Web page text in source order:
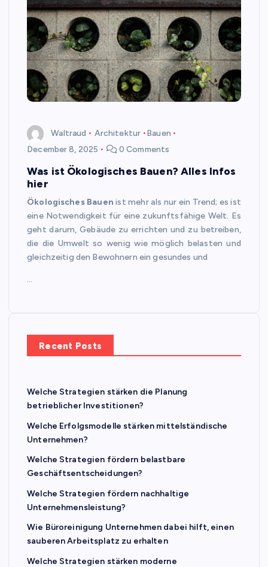
Waltraud Architektur
Bauen
December 8, 2025
0 Comments
Was ist Ökologisches Bauen? Alles Infos
hier
Ökologisches Bauen ist mehr als nur ein Trend; es ist
eine Notwendigkeit für eine zukunftsfähige Welt. Es
geht darum, Gebäude zu errichten und zu betreiben,
die die Umwelt so wenig wie möglich belasten und
gleichzeitig den Bewohnern ein gesundes und
…
Recent Posts
Welche Strategien stärken die Planung
betrieblicher Investitionen?
Welche Erfolgsmodelle stärken mittelständische
Unternehmen?
Welche Strategien fördern belastbare
Geschäftsentscheidungen?
Welche Strategien fördern nachhaltige
Unternehmensleistung?
Wie Büroreinigung Unternehmen dabei hilft, einen
sauberen Arbeitsplatz zu erhalten
Welche Strategien stärken moderne